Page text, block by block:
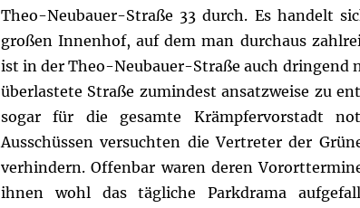
Theo-Neubauer-Straße 33 durch. Es handelt
großen Innenhof, auf dem man durchaus
ist in der Theo-Neubauer-Straße auch dringend
überlastete Straße zumindest ansatzweise zu
sogar für die gesamte Krämpfervorstadt
Ausschüssen versuchten die Vertreter der
verhindern. Offenbar waren deren
ihnen wohl das tägliche Parkdrama